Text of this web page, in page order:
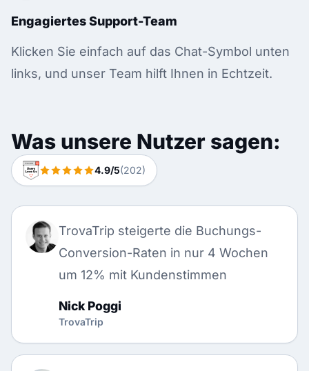
Engagiertes Support-Team
Klicken Sie einfach auf das Chat-Symbol unten
links, und unser Team hilft Ihnen in Echtzeit.
Was unsere Nutzer sagen:
4.9/5(202)
TrovaTrip steigerte die Buchungs-
Conversion-Raten in nur 4 Wochen
um 12% mit Kundenstimmen
Nick Poggi
TrovaTrip